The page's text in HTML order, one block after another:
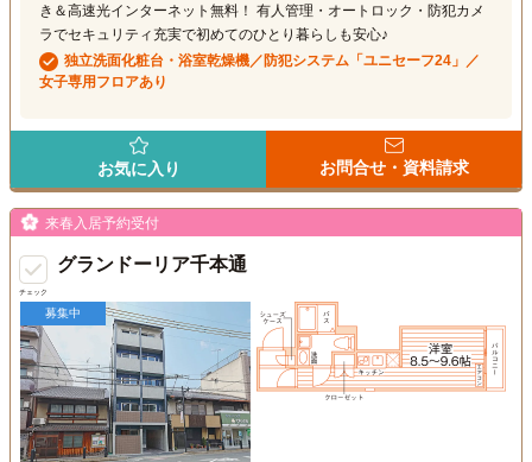
き＆高速光インターネット無料！ 有人管理・オートロック・防犯カメ
ラでセキュリティ充実で初めてのひとり暮らしも安心♪
独立洗面化粧台・浴室乾燥機／防犯システム「ユニセーフ24」／
女子専用フロアあり
お気に入り お問合せ・資料請求
チェック
来春入居予約受付
グランドーリア千本通
募集中